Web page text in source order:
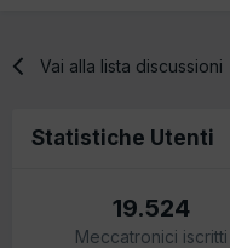
Vai alla lista discussioni
Statistiche Utenti
19.524
Meccatronici iscritti